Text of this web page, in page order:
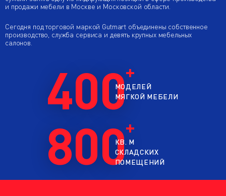
и продажи мебели в Москве и Московской области.
Сегодня под торговой маркой Gutmart объединены собственное
производство, служба сервиса и девять крупных мебельных
салонов.
400МОДЕЛЕЙ
МЯГКОЙ МЕБЕЛИ
800
КВ. М
СКЛАДСКИХ
ПОМЕЩЕНИЙ